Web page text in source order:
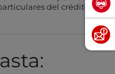
del crédito